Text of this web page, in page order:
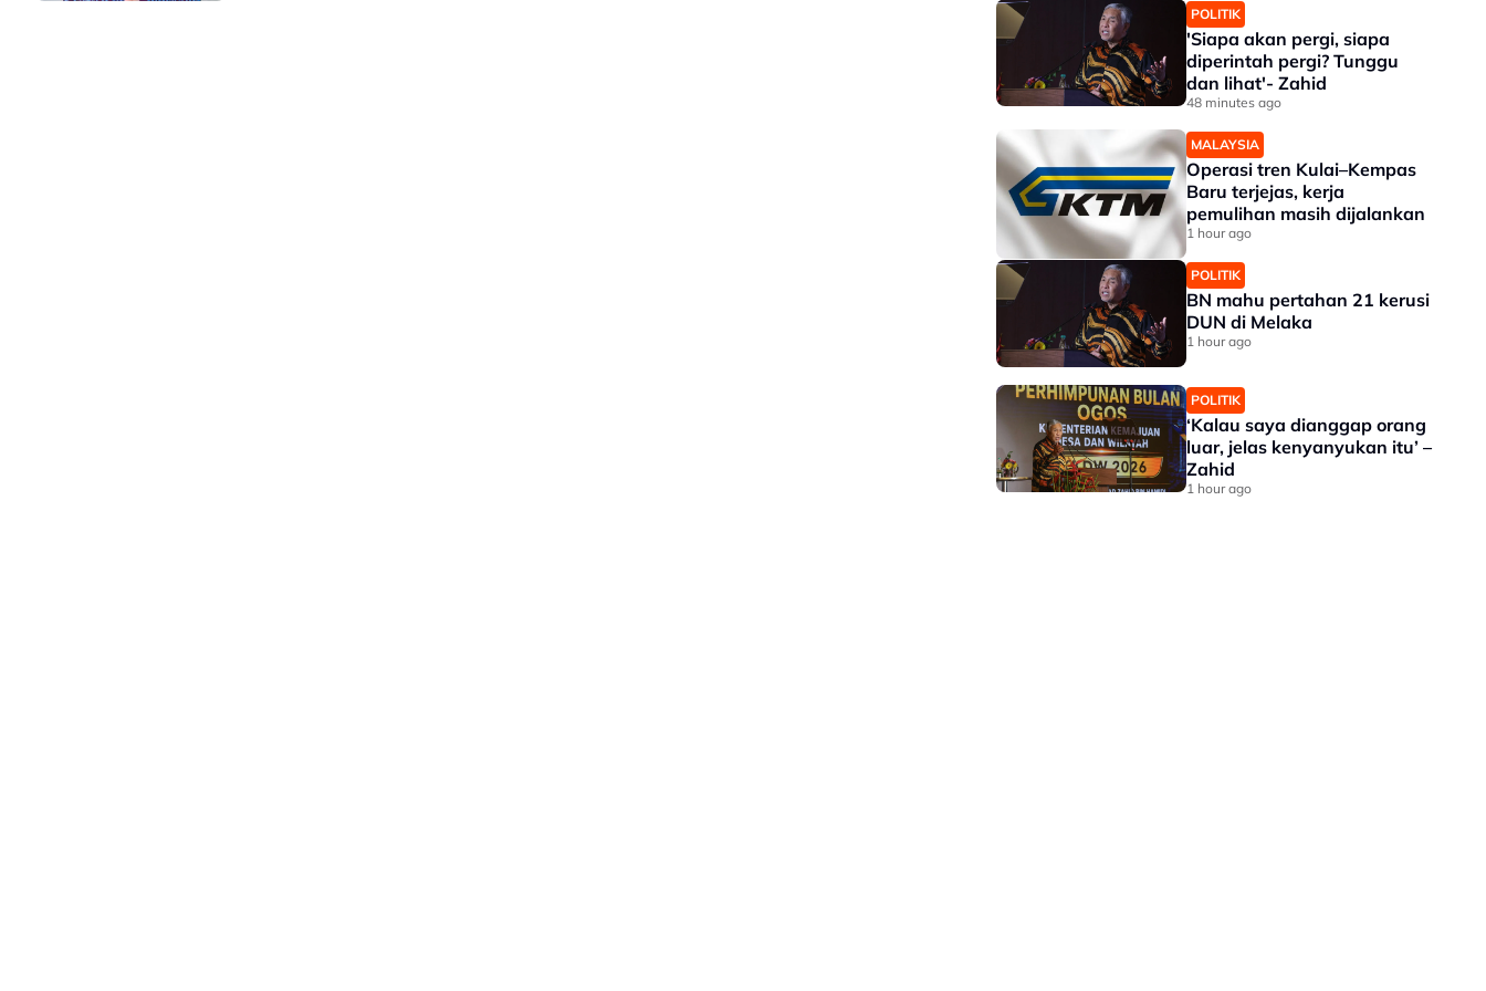
POLITIK
'Siapa akan pergi, siapa
diperintah pergi? Tunggu
dan lihat'- Zahid
48 minutes ago
MALAYSIA
Operasi tren Kulai–Kempas
Baru terjejas, kerja
pemulihan masih dijalankan
1 hour ago
POLITIK
BN mahu pertahan 21 kerusi
DUN di Melaka
1 hour ago
POLITIK
‘Kalau saya dianggap orang
luar, jelas kenyanyukan itu’ –
Zahid
1 hour ago